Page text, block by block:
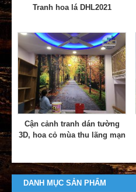
Tranh hoa lá DHL2021
Cận cảnh tranh dán tường
3D, hoa cỏ mùa thu lãng mạn
DANH MỤC SẢN PHẨM